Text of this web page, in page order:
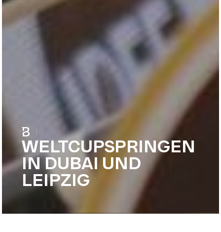
WELTCUPSPRINGEN
IN DUBAI UND
LEIPZIG